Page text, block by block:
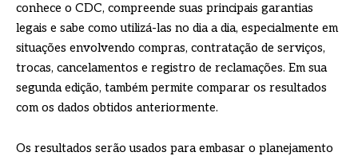
conhece o CDC, compreende suas principais garantias
legais e sabe como utilizá-las no dia a dia, especialmente em
situações envolvendo compras, contratação de serviços,
trocas, cancelamentos e registro de reclamações. Em sua
segunda edição, também permite comparar os resultados
com os dados obtidos anteriormente.
Os resultados serão usados para embasar o planejamento